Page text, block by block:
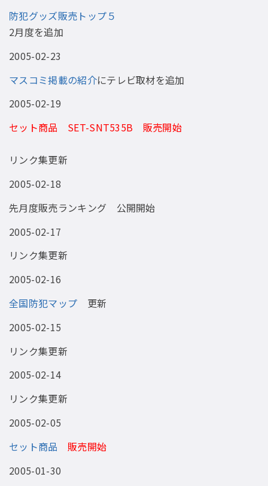
防犯グッズ販売トップ５
2月度を追加
2005-02-23
マスコミ掲載の紹介にテレビ取材を追加
2005-02-19
セット商品 SET-SNT535B 販売開始
リンク集更新
2005-02-18
先月度販売ランキング 公開開始
2005-02-17
リンク集更新
2005-02-16
全国防犯マップ 更新
2005-02-15
リンク集更新
2005-02-14
リンク集更新
2005-02-05
セット商品 販売開始
2005-01-30